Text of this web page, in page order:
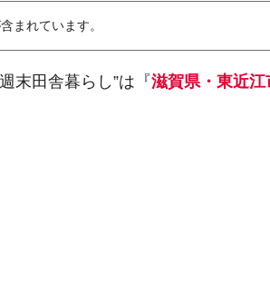
まれています。
末田舎暮らし”は『滋賀県・東近江